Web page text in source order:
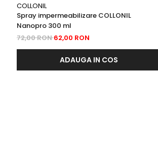
COLLONIL
Spray impermeabilizare COLLONIL
Nanopro 300 ml
72,00 RON62,00 RON
ADAUGA IN COS